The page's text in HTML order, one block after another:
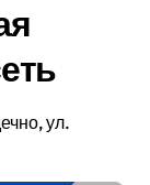
ул.